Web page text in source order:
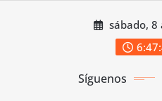
sábado, 8
Síguenos